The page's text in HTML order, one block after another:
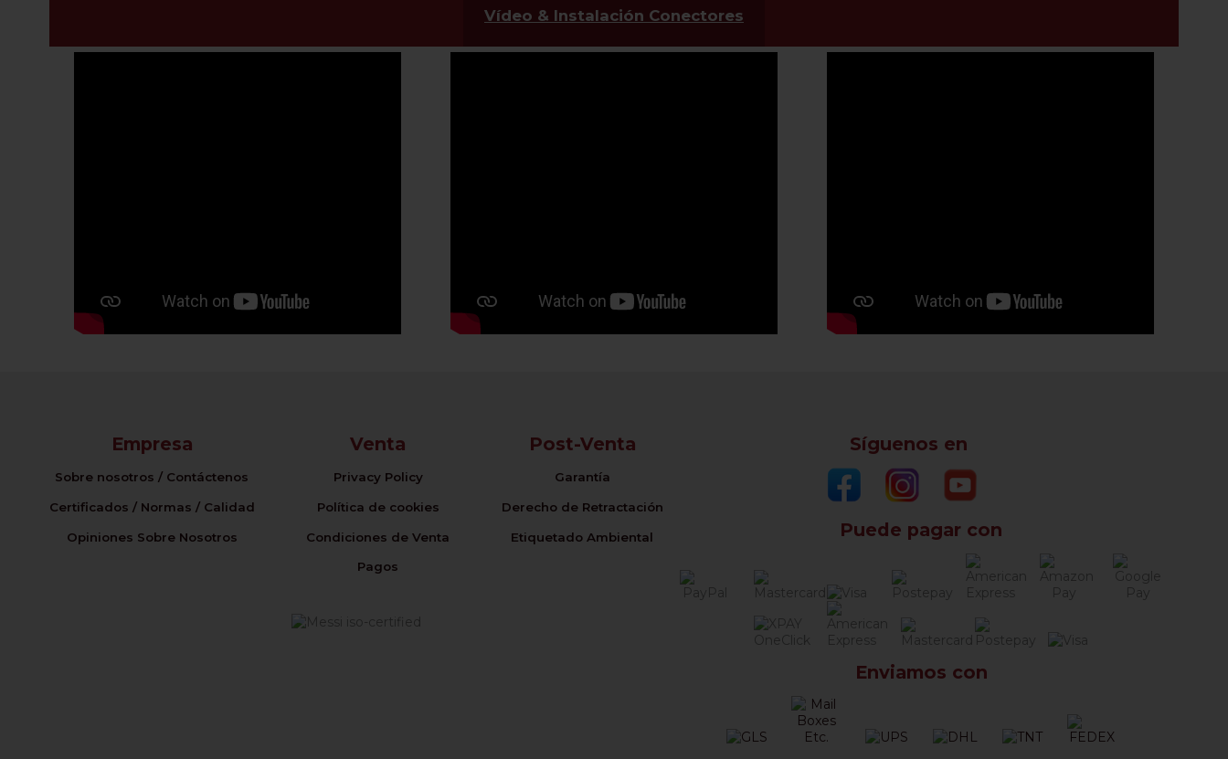
Vídeo & Instalación Conectores
Empresa
Sobre nosotros / Contáctenos
Certificados / Normas / Calidad
Opiniones Sobre Nosotros
Venta
Privacy Policy
Política de cookies
Condiciones de Venta
Pagos
Post-Venta
Garantía
Derecho de Retractación
Etiquetado Ambiental
Síguenos en
Puede pagar con
Enviamos con